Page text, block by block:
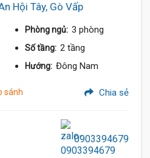
Hội Tây, Gò Vấp
Phòng ngủ: 3 phòng
Số tầng: 2 tầng
Hướng: Đông Nam
sánh Chia sẻ
0903394679